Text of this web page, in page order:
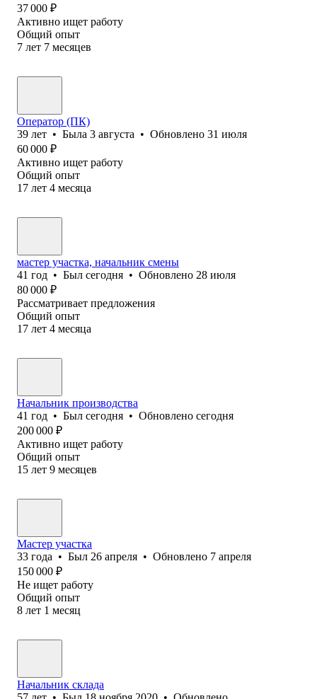
37 000 ₽
Активно ищет работу
Общий опыт
7 лет 7 месяцев
Оператор (ПК)
39 лет • Была 3 августа • Обновлено 31 июля
60 000 ₽
Активно ищет работу
Общий опыт
17 лет 4 месяца
мастер участка, начальник смены
41 год • Был сегодня • Обновлено 28 июля
80 000 ₽
Рассматривает предложения
Общий опыт
17 лет 4 месяца
Начальник производства
41 год • Был сегодня • Обновлено сегодня
200 000 ₽
Активно ищет работу
Общий опыт
15 лет 9 месяцев
Мастер участка
33 года • Был 26 апреля • Обновлено 7 апреля
150 000 ₽
Не ищет работу
Общий опыт
8 лет 1 месяц
Начальник склада